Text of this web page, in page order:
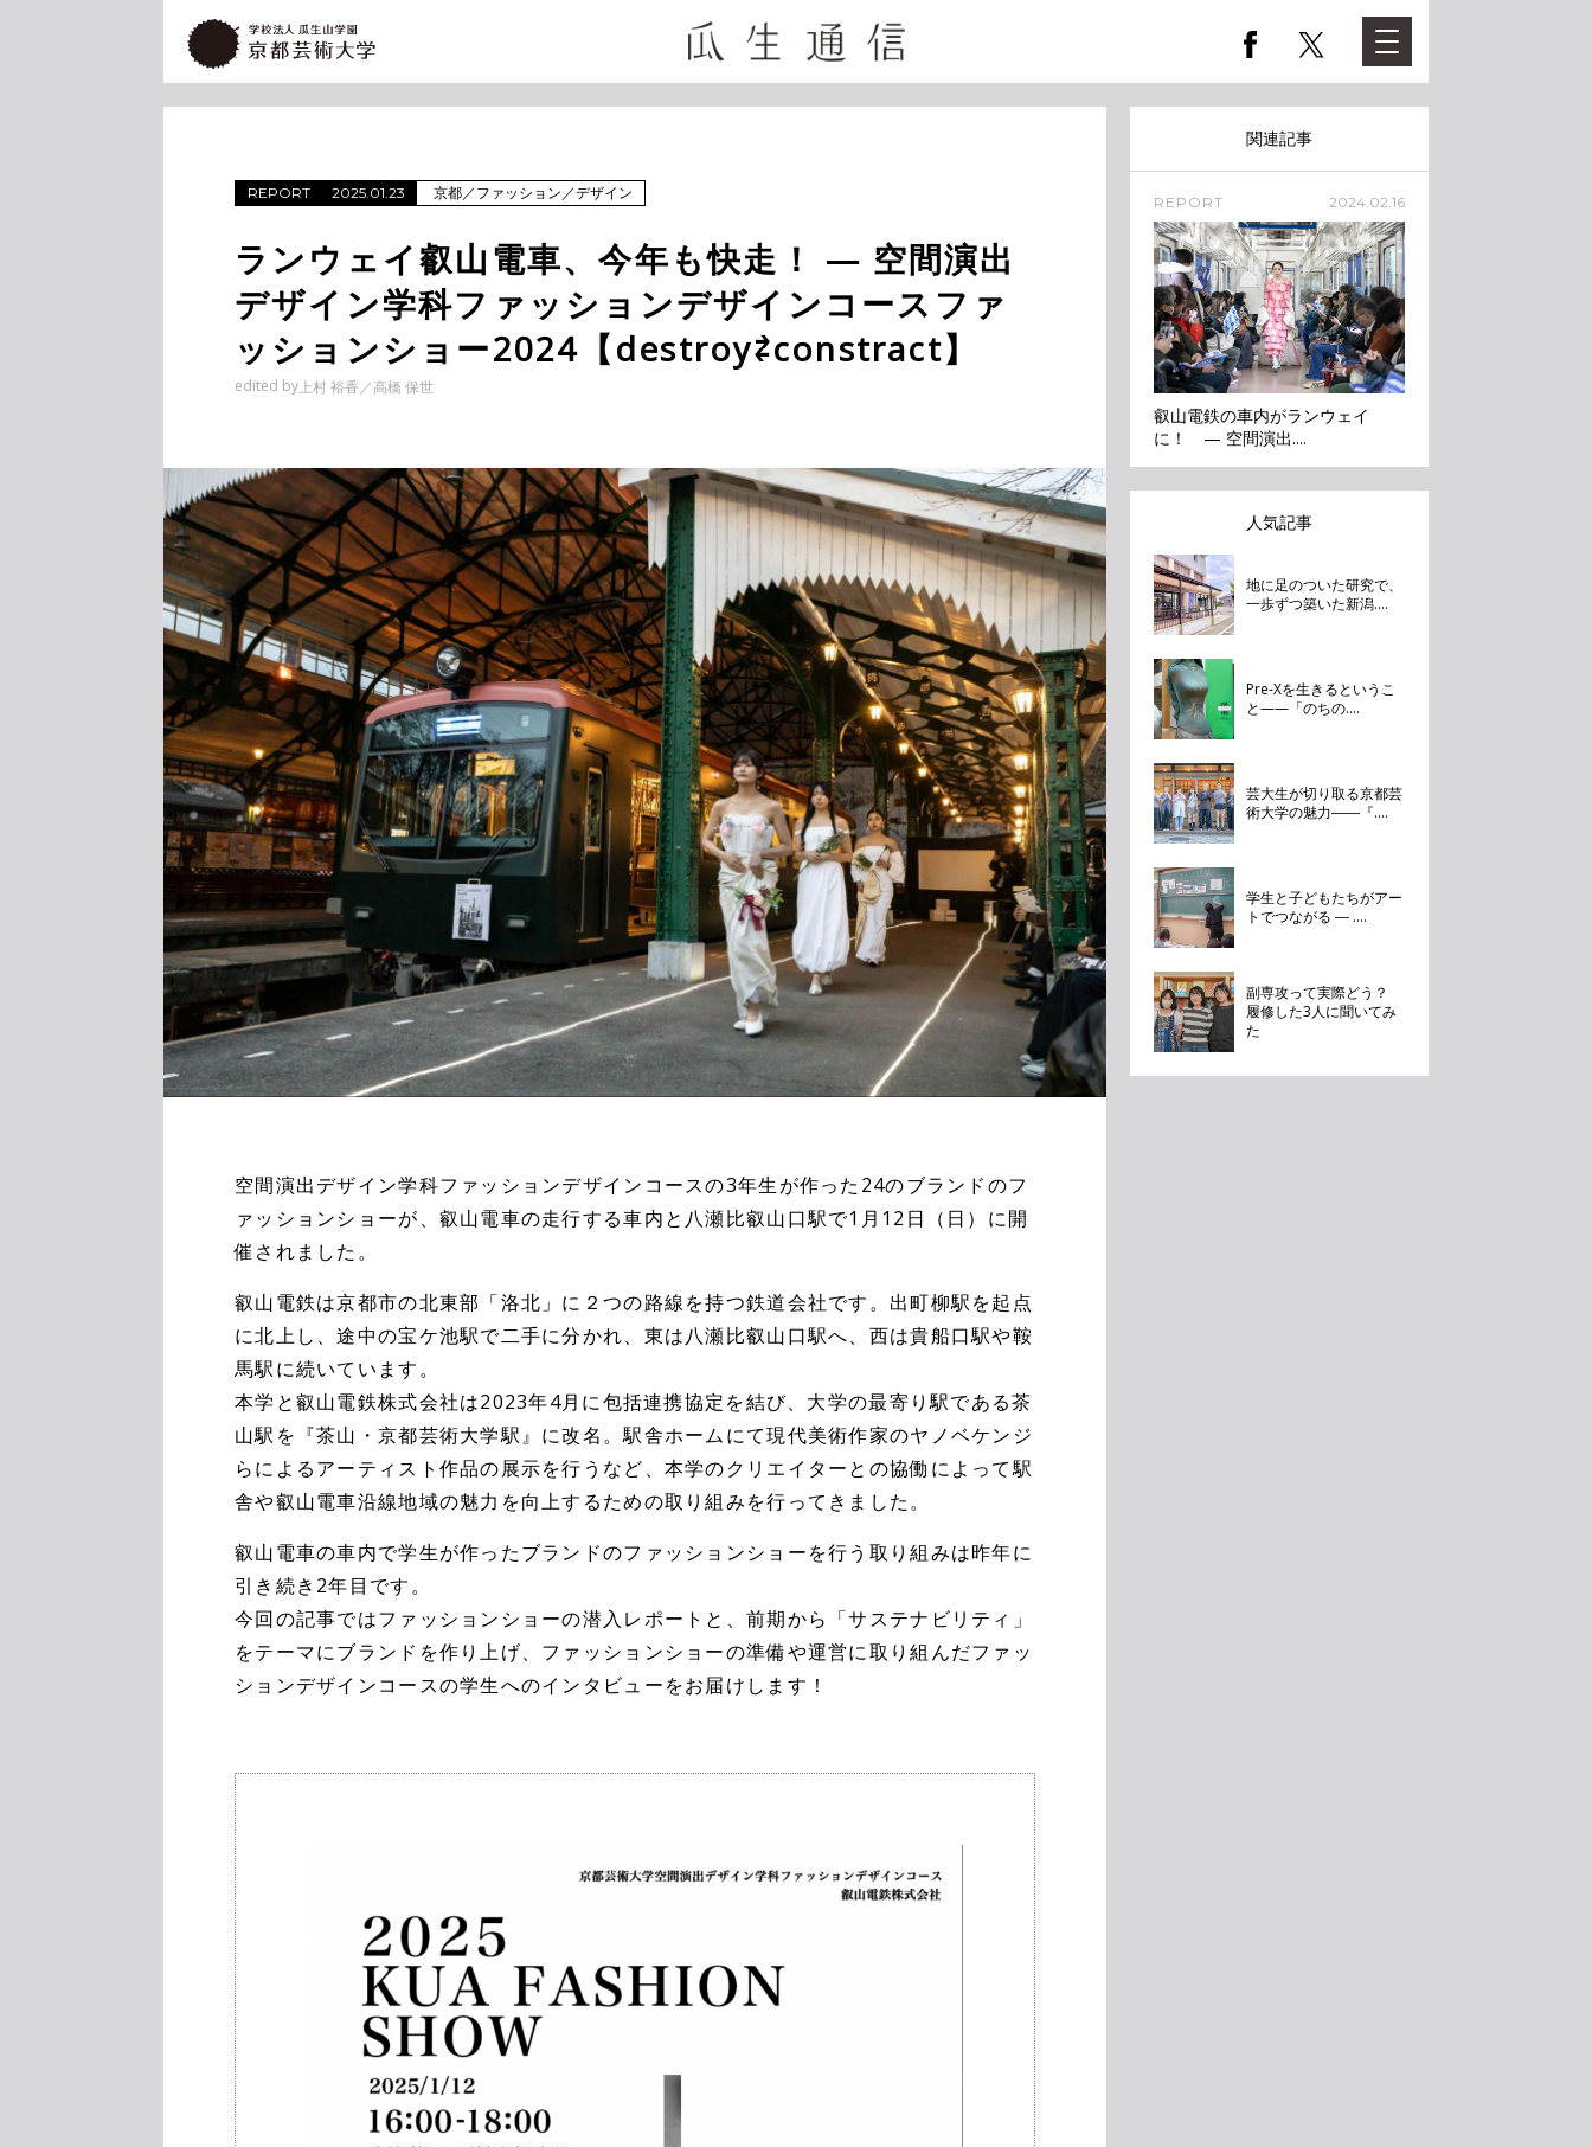
REPORT 2025.01.23 京都／ファッション／デザイン
ランウェイ叡山電車、今年も快走！ — 空間演出
デザイン学科ファッションデザインコースファ
ッションショー2024【destroy⇄constract】
edited by 上村 裕香 高橋 保世
空間演出デザイン学科ファッションデザインコースの3年生が作った24のブランドのフ
ァッションショーが、叡山電車の走行する車内と八瀬比叡山口駅で1月12日（日）に開
催されました。
叡山電鉄は京都市の北東部「洛北」に２つの路線を持つ鉄道会社です。出町柳駅を起点
に北上し、途中の宝ケ池駅で二手に分かれ、東は八瀬比叡山口駅へ、西は貴船口駅や鞍
馬駅に続いています。
本学と叡山電鉄株式会社は2023年4月に包括連携協定を結び、大学の最寄り駅である茶
山駅を『茶山・京都芸術大学駅』に改名。駅舎ホームにて現代美術作家のヤノベケンジ
らによるアーティスト作品の展示を行うなど、本学のクリエイターとの協働によって駅
舎や叡山電車沿線地域の魅力を向上するための取り組みを行ってきました。
叡山電車の車内で学生が作ったブランドのファッションショーを行う取り組みは昨年に
引き続き2年目です。
今回の記事ではファッションショーの潜入レポートと、前期から「サステナビリティ」
をテーマにブランドを作り上げ、ファッションショーの準備や運営に取り組んだファッ
ションデザインコースの学生へのインタビューをお届けします！
関連記事
REPORT 2024.02.16
叡山電鉄の車内がランウェイ
に！ — 空間演出....
人気記事
地に足のついた研究で、
一歩ずつ築いた新潟....
Pre-Xを生きるというこ
と——「のちの....
芸大生が切り取る京都芸
術大学の魅力――『....
学生と子どもたちがアー
トでつながる ― ....
副専攻って実際どう？
履修した3人に聞いてみ
た